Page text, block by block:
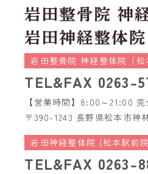
岩田整骨院 神経整体院（松
TEL&FAX 0263-
【営業時間】8:00～21:00 完
〒390-1243 長野県松本市神
岩田神経整体院 (松本駅前
TEL&FAX 0263-